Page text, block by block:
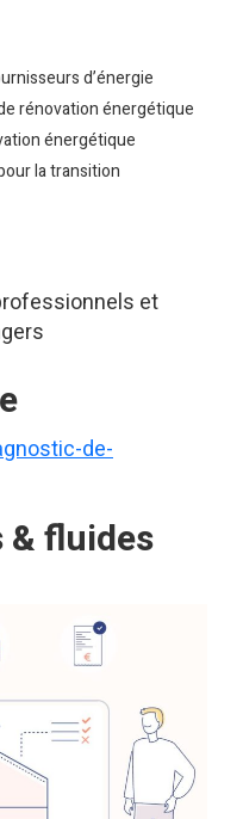
d’énergie
rénovation énergétique
énergétique
la transition
et
de-
fluides